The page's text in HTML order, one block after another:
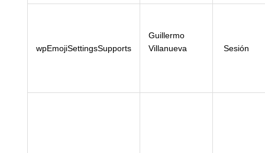
wpEmojiSettingsSupports
Guillermo
Villanueva
Sesión